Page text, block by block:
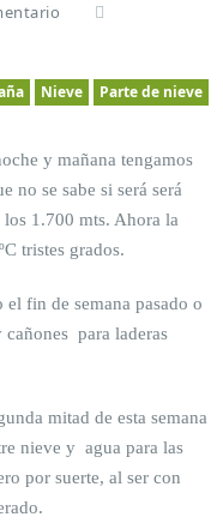
Nieve
Parte de nieve
y mañana tengamos
no se sabe si será será
1.700 mts. Ahora la
tristes grados.
el fin de semana pasado o
para laderas
mitad de esta semana
nieve y agua para las
por suerte, al ser con